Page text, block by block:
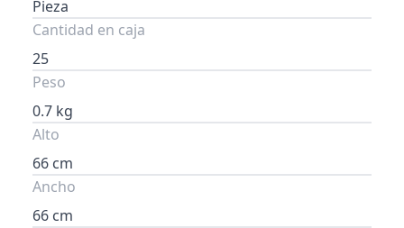
Pieza
Cantidad en caja
25
Peso
0.7 kg
Alto
66 cm
Ancho
66 cm